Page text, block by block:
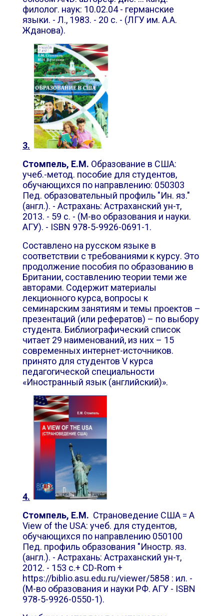
филолог. наук: 10.02.04 - германские
языки. - Л., 1983. - 20 с. - (ЛГУ им. А.А.
Жданова).
3.
Стомпель, Е.М. Образование в США:
учеб.-метод. пособие для студентов,
обучающихся по направлению: 050303
Пед. образовательный профиль "Ин. яз."
(англ.). - Астрахань: Астраханский ун-т,
2013. - 59 с. - (М-во образования и науки.
АГУ). - ISBN 978-5-9926-0691-1.
Составлено на русском языке в
соответствии с требованиями к курсу. Это
продолжение пособия по образованию в
Британии, составлению теории теми же
авторами. Содержит материалы
лекционного курса, вопросы к
семинарским занятиям и темы проектов –
презентаций (или рефератов) – по выбору
студента. Библиографический список
читает 29 наименований, из них – 15
современных интернет-источников.
принято для студентов V курса
педагогической специальности
«Иностранный язык (английский)».
4.
Стомпель, Е.М. Страноведение США = A
View of the USA: учеб. для студентов,
обучающихся по направлению 050100
Пед. профиль образования "Иностр. яз.
(англ.). - Астрахань: Астраханский ун-т,
2012. - 153 с.+ CD-Rom +
https://biblio.asu.edu.ru/viewer/5858 : ил. -
(М-во образования и науки РФ. АГУ - ISBN
978-5-9926-0550-1).